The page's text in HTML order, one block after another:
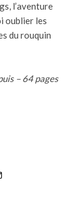
l’aventure
oublier les
du rouquin
– 64 pages